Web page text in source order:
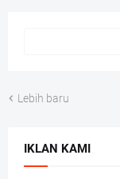
Lebih baru
IKLAN KAMI